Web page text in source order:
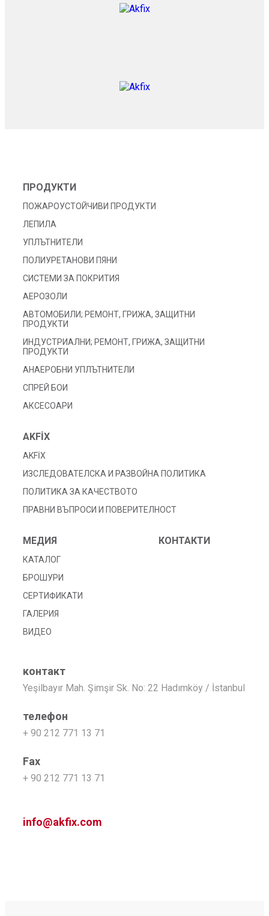
ПРОДУКТИ
ПОЖАРОУСТОЙЧИВИ ПРОДУКТИ
ЛЕПИЛА
УПЛЪТНИТЕЛИ
ПОЛИУРЕТАНОВИ ПЯНИ
СИСТЕМИ ЗА ПОКРИТИЯ
АЕРОЗОЛИ
АВТОМОБИЛИ; РЕМОНТ, ГРИЖА, ЗАЩИТНИ
ПРОДУКТИ
ИНДУСТРИАЛНИ; РЕМОНТ, ГРИЖА, ЗАЩИТНИ
ПРОДУКТИ
АНАЕРОБНИ УПЛЪТНИТЕЛИ
СПРЕЙ БОИ
АКСЕСОАРИ
AKFİX
AKFİX
ИЗСЛЕДОВАТЕЛСКА И РАЗВОЙНА ПОЛИТИКА
ПОЛИТИКА ЗА КАЧЕСТВОТО
ПРАВНИ ВЪПРОСИ И ПОВЕРИТЕЛНОСТ
МЕДИЯ
КАТАЛОГ
БРОШУРИ
СЕРТИФИКАТИ
ГАЛЕРИЯ
ВИДЕО
КОНТАКТИ
контакт
Yeşilbayır Mah. Şimşir Sk. No: 22 Hadımköy / İstanbul
телефон
+ 90 212 771 13 71
Fax
+ 90 212 771 13 71
info@akfix.com